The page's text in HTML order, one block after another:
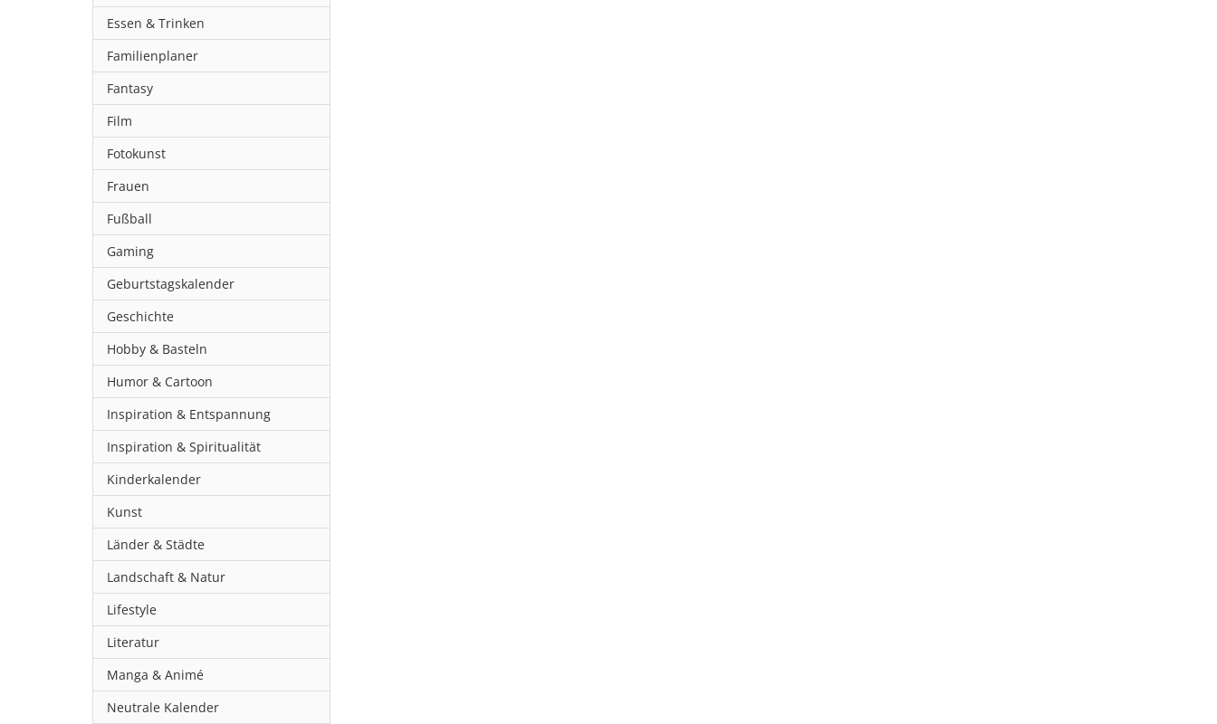
Essen & Trinken
Familienplaner
Fantasy
Film
Fotokunst
Frauen
Fußball
Gaming
Geburtstagskalender
Geschichte
Hobby & Basteln
Humor & Cartoon
Inspiration & Entspannung
Inspiration & Spiritualität
Kinderkalender
Kunst
Länder & Städte
Landschaft & Natur
Lifestyle
Literatur
Manga & Animé
Neutrale Kalender